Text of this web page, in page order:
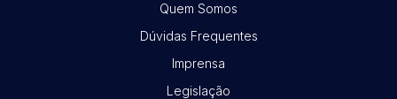
Quem Somos
Dúvidas Frequentes
Imprensa
Legislação